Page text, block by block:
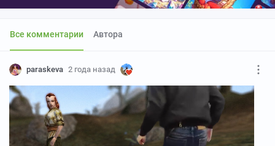
Все комментарии Автора
paraskeva 2 года назад